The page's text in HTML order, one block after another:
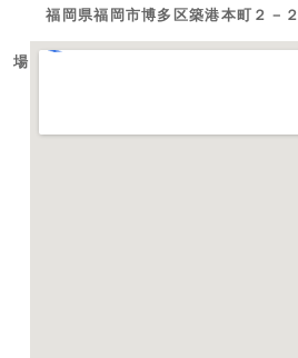
場
福岡県福岡市博多区築港本町２－２